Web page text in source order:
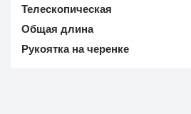
Телескопическая
Общая длина
Рукоятка на черенке